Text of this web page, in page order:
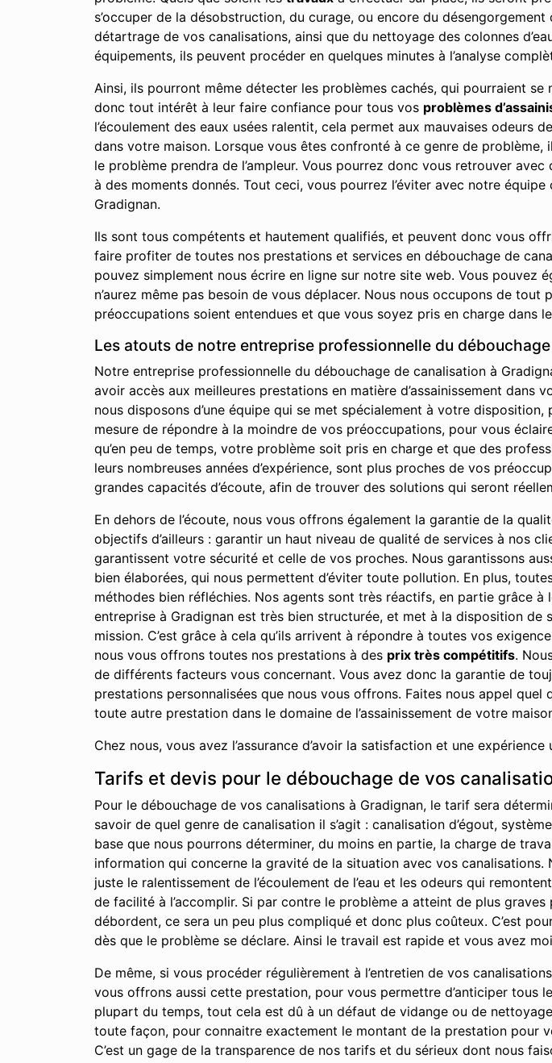
s’occuper de la désobstruction, du curage, ou encore du
détartrage de vos canalisations, ainsi que du nettoyage des colonnes
équipements, ils peuvent procéder en quelques minutes à l’analyse
Ainsi, ils pourront même détecter les problèmes cachés, qui pourraient
donc tout intérêt à leur faire confiance pour tous vos problèmes
l’écoulement des eaux usées ralentit, cela permet aux mauvaises
dans votre maison. Lorsque vous êtes confronté à ce genre de
le problème prendra de l’ampleur. Vous pourrez donc vous retrouver
à des moments donnés. Tout ceci, vous pourrez l’éviter avec notre
Gradignan.
Ils sont tous compétents et hautement qualifiés, et peuvent donc vous
faire profiter de toutes nos prestations et services en débouchage de
pouvez simplement nous écrire en ligne sur notre site web. Vous pouvez
n’aurez même pas besoin de vous déplacer. Nous nous occupons de
préoccupations soient entendues et que vous soyez pris en charge dans
Les atouts de notre entreprise professionnelle du
Notre entreprise professionnelle du débouchage de canalisation à
avoir accès aux meilleures prestations en matière d’assainissement
nous disposons d’une équipe qui se met spécialement à votre
mesure de répondre à la moindre de vos préoccupations, pour vous
qu’en peu de temps, votre problème soit pris en charge et que des
leurs nombreuses années d’expérience, sont plus proches de vos
grandes capacités d’écoute, afin de trouver des solutions qui seront
En dehors de l’écoute, nous vous offrons également la garantie de la
objectifs d’ailleurs : garantir un haut niveau de qualité de services à nos
garantissent votre sécurité et celle de vos proches. Nous garantissons
bien élaborées, qui nous permettent d’éviter toute pollution. En plus,
méthodes bien réfléchies. Nos agents sont très réactifs, en partie grâce
entreprise à Gradignan est très bien structurée, et met à la disposition
mission. C’est grâce à cela qu’ils arrivent à répondre à toutes vos
nous vous offrons toutes nos prestations à des prix très compétitifs.
de différents facteurs vous concernant. Vous avez donc la garantie de
prestations personnalisées que nous vous offrons. Faites nous appel
toute autre prestation dans le domaine de l’assainissement de votre
Chez nous, vous avez l’assurance d’avoir la satisfaction et une
Tarifs et devis pour le débouchage de vos
Pour le débouchage de vos canalisations à Gradignan, le tarif sera
savoir de quel genre de canalisation il s’agit : canalisation d’égout,
base que nous pourrons déterminer, du moins en partie, la charge de
information qui concerne la gravité de la situation avec vos
juste le ralentissement de l’écoulement de l’eau et les odeurs qui
de facilité à l’accomplir. Si par contre le problème a atteint de plus
débordent, ce sera un peu plus compliqué et donc plus coûteux. C’est
dès que le problème se déclare. Ainsi le travail est rapide et vous avez
De même, si vous procéder régulièrement à l’entretien de vos
vous offrons aussi cette prestation, pour vous permettre d’anticiper tous
plupart du temps, tout cela est dû à un défaut de vidange ou de
toute façon, pour connaitre exactement le montant de la prestation pour
C’est un gage de la transparence de nos tarifs et du sérieux dont nous